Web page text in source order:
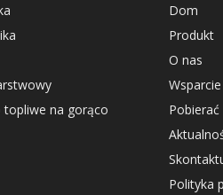
topliwe na gorąco
Dom
Produkt
O nas
Wsparcie
Pobierać
Polityka